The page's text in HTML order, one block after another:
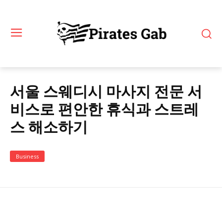
서울 스웨디시 마사지 전문 서
비스로 편안한 휴식과 스트레
스 해소하기
Business